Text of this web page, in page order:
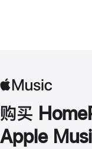
购买
Apple